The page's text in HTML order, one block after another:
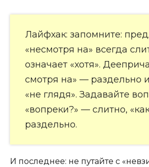
Лайфхак: запомните:
«несмотря на» всегда
означает «хотя».
смотря на» — раздельно
«не глядя». Задавайте
«вопреки?» — слитно,
раздельно.
И последнее: не путайте с